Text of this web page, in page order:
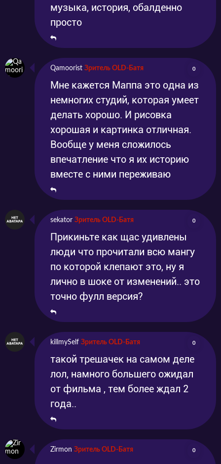
музыка, история, обалденно
просто
Qamoorist Зритель OLD-Батя 0
Мне кажется Маппа это одна из
немногих студий, которая умеет
делать хорошо. И рисовка
хорошая и картинка отличная.
Вообще у меня сложилось
впечатление что я их историю
вместе с ними переживаю
sekator Зритель OLD-Батя 0
Прикиньте как щас удивлены
люди что прочитали всю мангу
по которой клепают это, ну я
лично в шоке от изменений.. это
точно фулл версия?
killmySelf Зритель OLD-Батя 0
такой трешачек на самом деле
лол, намного большего ожидал
от фильма , тем более ждал 2
года..
Zirmon Зритель OLD-Батя 0